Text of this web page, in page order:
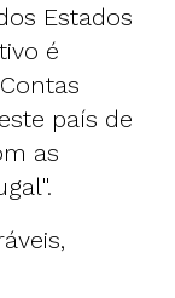
Estados
é
país de
as